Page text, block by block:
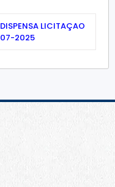
DISPENSA LICITAÇAO
07-2025